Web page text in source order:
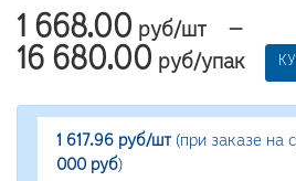
1 668.00 руб/шт —
16 680.00 руб/упак
1 617.96 руб/шт(при заказе на
000 руб)